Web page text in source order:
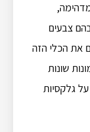
צבעים
את הכלי הזה
שונות
גלקסיות